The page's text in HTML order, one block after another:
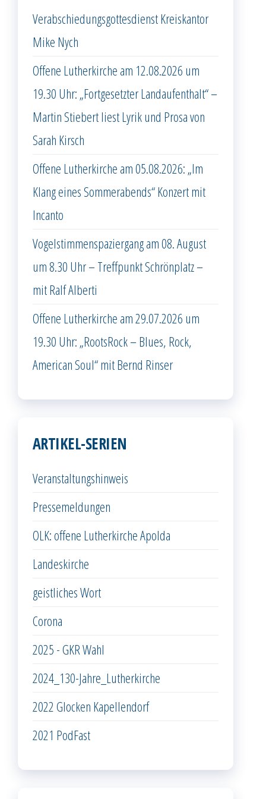
Verabschiedungsgottesdienst Kreiskantor
Mike Nych
Offene Lutherkirche am 12.08.2026 um
19.30 Uhr: „Fortgesetzter Landaufenthalt“ –
Martin Stiebert liest Lyrik und Prosa von
Sarah Kirsch
Offene Lutherkirche am 05.08.2026: „Im
Klang eines Sommerabends“ Konzert mit
Incanto
Vogelstimmenspaziergang am 08. August
um 8.30 Uhr – Treffpunkt Schrönplatz –
mit Ralf Alberti
Offene Lutherkirche am 29.07.2026 um
19.30 Uhr: „RootsRock – Blues, Rock,
American Soul“ mit Bernd Rinser
ARTIKEL-SERIEN
Veranstaltungshinweis
Pressemeldungen
OLK: offene Lutherkirche Apolda
Landeskirche
geistliches Wort
Corona
2025 - GKR Wahl
2024_130-Jahre_Lutherkirche
2022 Glocken Kapellendorf
2021 PodFast